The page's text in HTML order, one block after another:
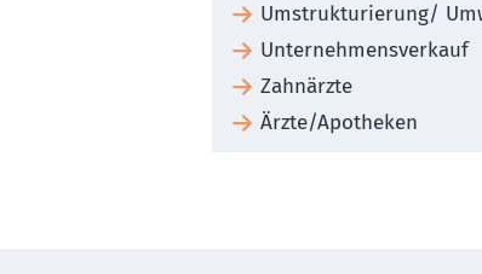
Umstrukturierung/
Unternehmensverkauf
Zahnärzte
Ärzte/Apotheken